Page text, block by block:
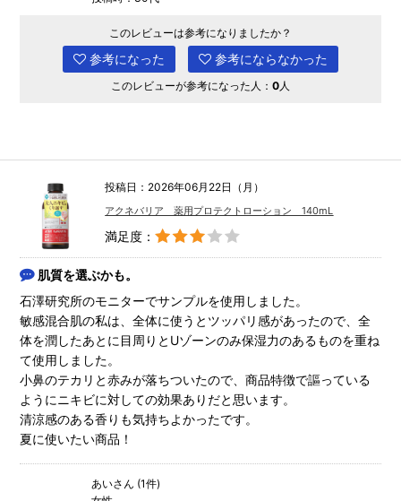
このレビューは参考になりましたか？
参考になった 参考にならなかった
このレビューが参考になった人： 0人
投稿日：2026年06月22日（月）
アクネバリア 薬用プロテクトローション 140mL
満足度：
肌質を選ぶかも。
石澤研究所のモニターでサンプルを使用しました。
敏感混合肌の私は、全体に使うとツッパリ感があったので、全
体を潤したあとに目周りとUゾーンのみ保湿力のあるものを重ね
て使用しました。
小鼻のテカリと赤みが落ちついたので、商品特徴で謳っている
ようにニキビに対しての効果ありだと思います。
清涼感のある香りも気持ちよかったです。
夏に使いたい商品！
あいさん (1件)